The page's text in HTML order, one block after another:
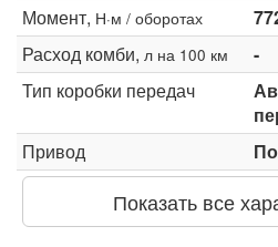
Момент, Н·м / оборотах
Расход комби, л на 100 км
-
Тип коробки передач
Привод
Показать все